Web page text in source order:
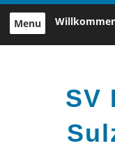
Skip
content
Menu
SV